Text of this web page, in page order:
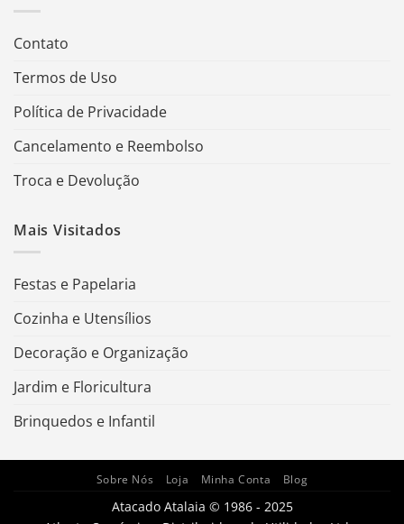
Contato
Termos de Uso
Política de Privacidade
Cancelamento e Reembolso
Troca e Devolução
Mais Visitados
Festas e Papelaria
Cozinha e Utensílios
Decoração e Organização
Jardim e Floricultura
Brinquedos e Infantil
Sobre Nós Loja Minha Conta Blog
Atacado Atalaia © 1986 - 2025